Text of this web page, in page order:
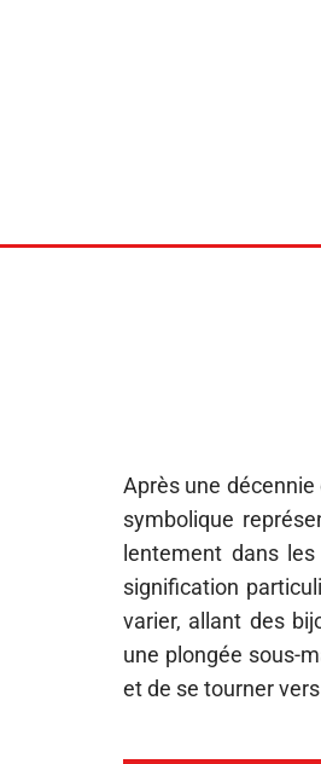
Après une
symbolique
lentement dans
signification
varier, allant des
une plongée sous-
et de se tourner